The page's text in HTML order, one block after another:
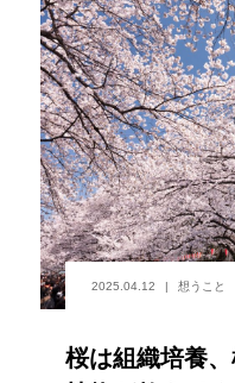
2025.04.12 想うこと
桜は組織培養